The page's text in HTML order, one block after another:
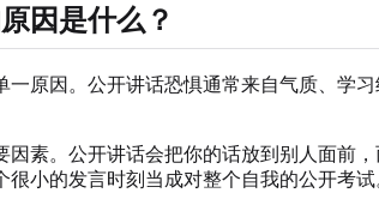
因是什么？
一原因。公开讲话恐惧通常来自气质、学
因素。公开讲话会把你的话放到别人面前
小的发言时刻当成对整个自我的公开考试